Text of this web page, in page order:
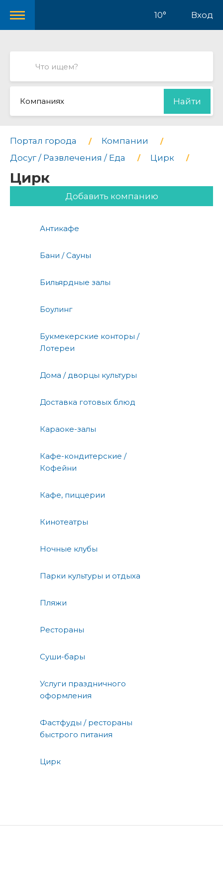
10° Вход
Компаниях Найти
Портал города
Компании
Досуг / Развлечения / Еда
Цирк
Цирк
Добавить компанию
Антикафе
Бани / Сауны
Бильярдные залы
Боулинг
Букмекерские конторы /
Лотереи
Дома / дворцы культуры
Доставка готовых блюд
Караоке-залы
Кафе-кондитерские /
Кофейни
Кафе, пиццерии
Кинотеатры
Ночные клубы
Парки культуры и отдыха
Пляжи
Рестораны
Суши-бары
Услуги праздничного
оформления
Фастфуды / рестораны
быстрого питания
Цирк